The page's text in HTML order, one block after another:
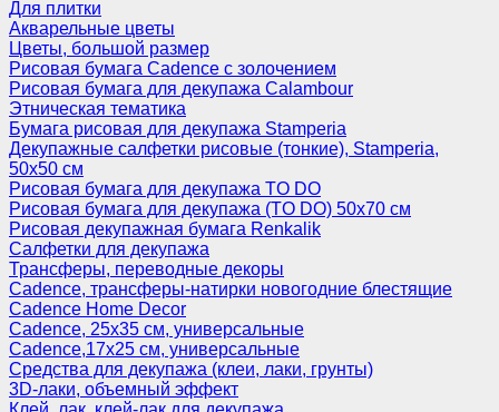
Для плитки
Акварельные цветы
Цветы, большой размер
Рисовая бумага Cadence c золочением
Рисовая бумага для декупажа Calambour
Этническая тематика
Бумага рисовая для декупажа Stamperia
Декупажные салфетки рисовые (тонкие), Stamperia,
50х50 см
Рисовая бумага для декупажа TO DO
Рисовая бумага для декупажа (TO DO) 50х70 см
Рисовая декупажная бумага Renkalik
Салфетки для декупажа
Трансферы, переводные декоры
Cadence, трансферы-натирки новогодние блестящие
Cadence Home Decor
Cadence, 25х35 см, универсальные
Cadence,17х25 см, универсальные
Средства для декупажа (клеи, лаки, грунты)
3D-лаки, объемный эффект